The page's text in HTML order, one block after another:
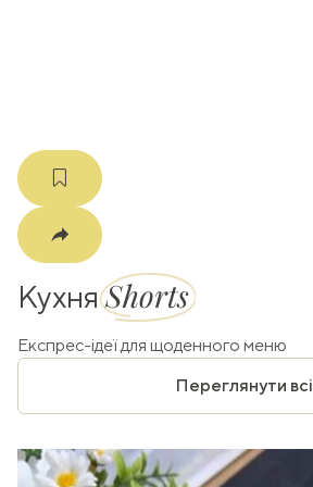
КухняShorts
Експрес-ідеї для щоденного меню
Переглянути всі